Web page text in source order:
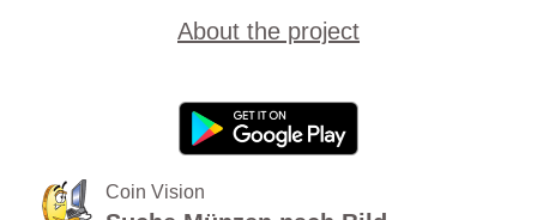
About the project
Coin Vision